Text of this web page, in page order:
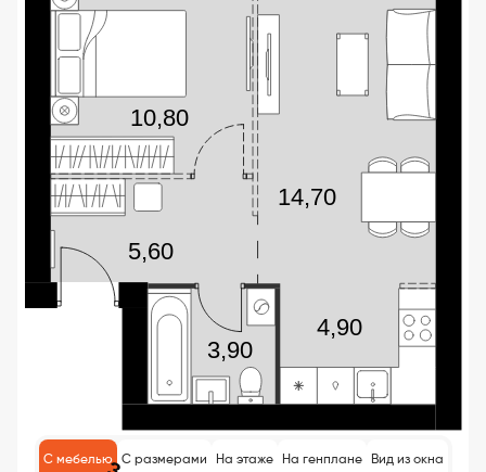
С мебелью С размерами На этаже На генплане Вид из окна